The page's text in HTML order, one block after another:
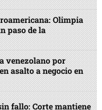
Olimpia
paso de la
venezolano por
asalto a negocio en
fallo: Corte mantiene